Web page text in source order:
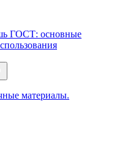
ГОСТ: основные